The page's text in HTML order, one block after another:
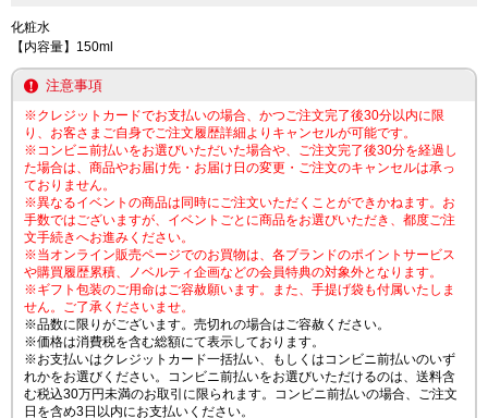
化粧水
【内容量】150ml
注意事項
※クレジットカードでお支払いの場合、かつご注文完了後30分以内に限
り、お客さまご自身でご注文履歴詳細よりキャンセルが可能です。
※コンビニ前払いをお選びいただいた場合や、ご注文完了後30分を経過し
た場合は、商品やお届け先・お届け日の変更・ご注文のキャンセルは承っ
ておりません。
※異なるイベントの商品は同時にご注文いただくことができかねます。お
手数ではございますが、イベントごとに商品をお選びいただき、都度ご注
文手続きへお進みください。
※当オンライン販売ページでのお買物は、各ブランドのポイントサービス
や購買履歴累積、ノベルティ企画などの会員特典の対象外となります。
※ギフト包装のご用命はご容赦願います。また、手提げ袋も付属いたしま
せん。ご了承くださいませ。
※品数に限りがございます。売切れの場合はご容赦ください。
※価格は消費税を含む総額にて表示しております。
※お支払いはクレジットカード一括払い、もしくはコンビニ前払いのいず
れかをお選びください。コンビニ前払いをお選びいただけるのは、送料含
む税込30万円未満のお取引に限られます。コンビニ前払いの場合、ご注文
日を含め3日以内にお支払いください。